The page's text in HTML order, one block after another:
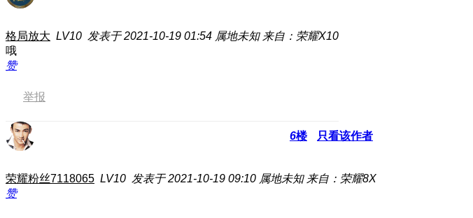
格局放大 LV10 发表于 2021-10-19 01:54 属地未知 来自：荣耀X10
哦
赞
举报
6楼 只看该作者
荣耀粉丝7118065 LV10 发表于 2021-10-19 09:10 属地未知 来自：荣耀8X
赞